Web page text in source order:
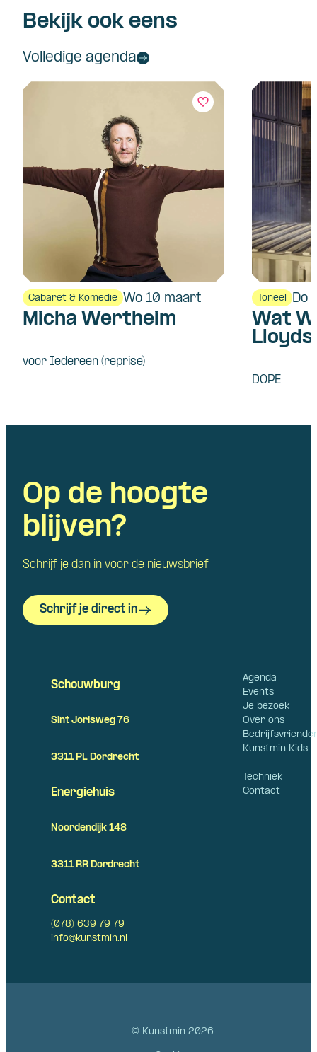
Bekijk ook eens
Volledige agenda
Cabaret & Komedie Wo 10 maart
Micha Wertheim
voor Iedereen (reprise)
Toneel Do
Wat
DOPE
Op de hoogte
blijven?
Schrijf je dan in voor de nieuwsbrief
Schrijf je direct in
Agenda
Events
Je bezoek
Over ons
Kunstmin Kids
Techniek
Contact
Schouwburg
Sint Jorisweg 76
3311 PL Dordrecht
Energiehuis
Noordendijk 148
3311 RR Dordrecht
Contact
(078) 639 79 79
info@kunstmin.nl
© Kunstmin 2026